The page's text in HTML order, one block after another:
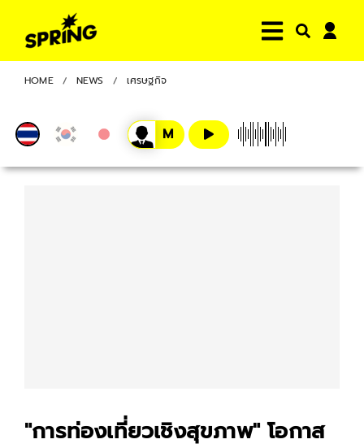
HOME NEWS เศรษฐกิจ
"การท่องเที่ยวเชิงสุขภาพ" โอกาส